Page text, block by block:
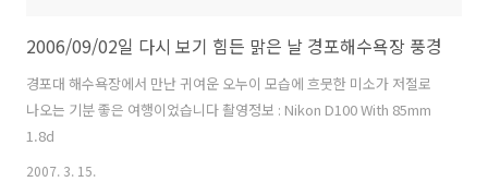
2006/09/02일 다시 보기 힘든 맑은 날 경포해수욕장 풍경
경포대 해수욕장에서 만난 귀여운 오누이 모습에 흐뭇한 미소가 저절로
나오는 기분 좋은 여행이었습니다 촬영정보 : Nikon D100 With 85mm
1.8d
2007. 3. 15.